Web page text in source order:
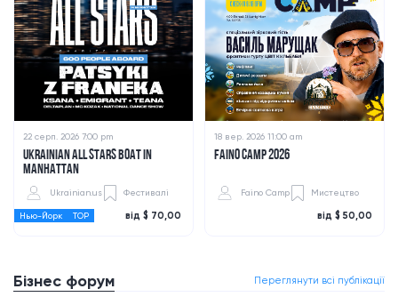
22 серп. 2026 7:00 pm
UKRAINIAN ALL STARS BOAT IN
MANHATTAN
Ukrainian.us Фестивалі
Нью-Йорк TOP від $ 70,00
18 вер. 2026 11:00 am
FAINO CAMP 2026
Faino Camp Мистецтво
від $ 50,00
Бізнес форум Переглянути всі публікації